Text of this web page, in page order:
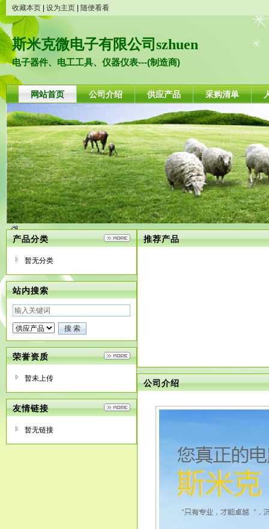
收藏本页 设为主页 随便看看
斯米克微电子有限公司szhuen
电子器件、电工工具、仪器仪表---(制造商)
网站首页 公司介绍 供应产品 采购清单
产品分类
暂无分类
站内搜索
荣誉资质
暂未上传
友情链接
暂无链接
推荐产品
公司介绍